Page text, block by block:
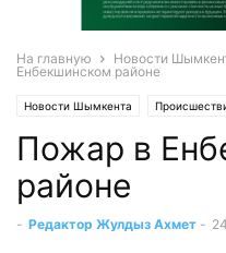
На главную Новости
Енбекшинском районе
Новости Шымкента
Пожар в
районе
- Редактор Жулдыз Ахмет -